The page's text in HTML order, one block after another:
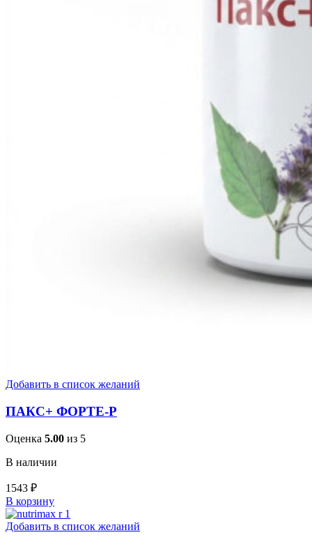
Добавить в список желаний
ПАКС+ ФОРТЕ-Р
Оценка 5.00 из 5
В наличии
1543 ₽
В корзину
Добавить в список желаний